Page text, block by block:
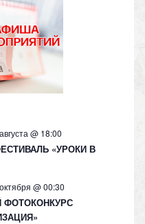
n
k
@ 18:00
«УРОКИ В
@ 00:30